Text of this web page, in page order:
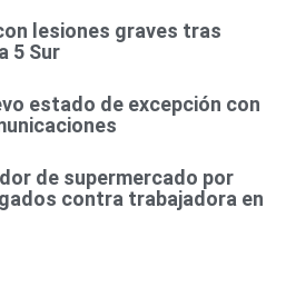
lesiones graves tras
5 Sur
estado de excepción con
de supermercado por
contra trabajadora en